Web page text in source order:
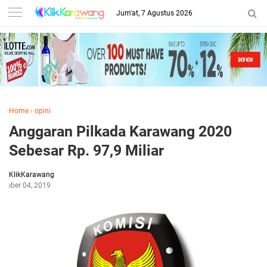
Jum'at, 7 Agustus 2026
Home › opini
Anggaran Pilkada Karawang 2020
Sebesar Rp. 97,9 Miliar
KlikKarawang
04, 2019